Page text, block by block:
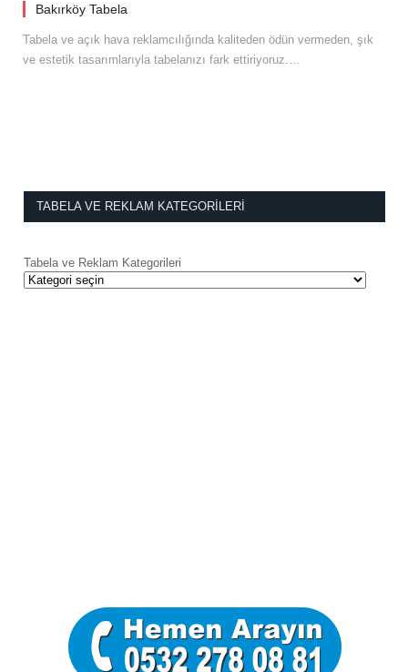
Bakırköy Tabela
Tabela ve açık hava reklamcılığında kaliteden ödün vermeden, şık
ve estetik tasarımlarıyla tabelanızı fark ettiriyoruz.…
TABELA VE REKLAM KATEGORILERI
Tabela ve Reklam Kategorileri